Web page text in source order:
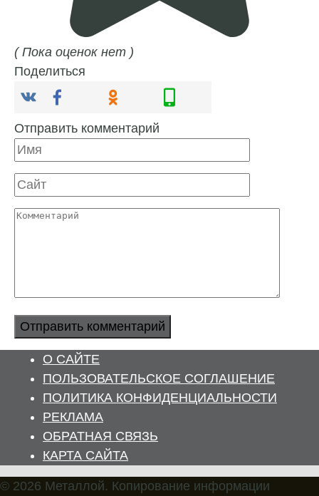
( Пока оценок нет )
Поделиться
Отправить комментарий
Имя
Сайт
Комментарий
О САЙТЕ
ПОЛЬЗОВАТЕЛЬСКОЕ СОГЛАШЕНИЕ
ПОЛИТИКА КОНФИДЕНЦИАЛЬНОСТИ
РЕКЛАМА
ОБРАТНАЯ СВЯЗЬ
КАРТА САЙТА
© 2026 Металлой. Копирование информации